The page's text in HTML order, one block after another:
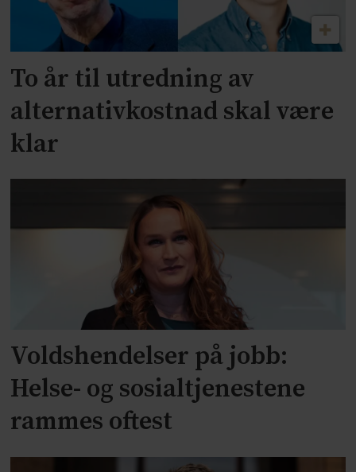
To år til utredning av
alternativkostnad skal være
klar
Voldshendelser på jobb:
Helse- og sosialtjenestene
rammes oftest